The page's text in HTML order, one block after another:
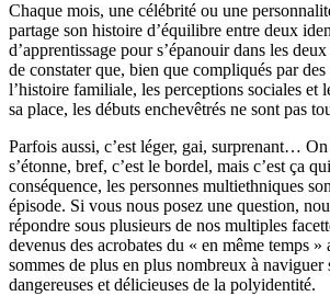
Chaque mois, une célébrité ou une
partage son histoire d’équilibre entre deux
d’apprentissage pour s’épanouir dans les
de constater que, bien que compliqués par
l’histoire familiale, les perceptions sociales et
sa place, les débuts enchevêtrés ne sont pas
Parfois aussi, c’est léger, gai, surprenant…
s’étonne, bref, c’est le bordel, mais c’est ça
conséquence, les personnes multiethniques
épisode. Si vous nous posez une question,
répondre sous plusieurs de nos multiples
devenus des acrobates du « en même temps »
sommes de plus en plus nombreux à naviguer
dangereuses et délicieuses de la polyidentité.